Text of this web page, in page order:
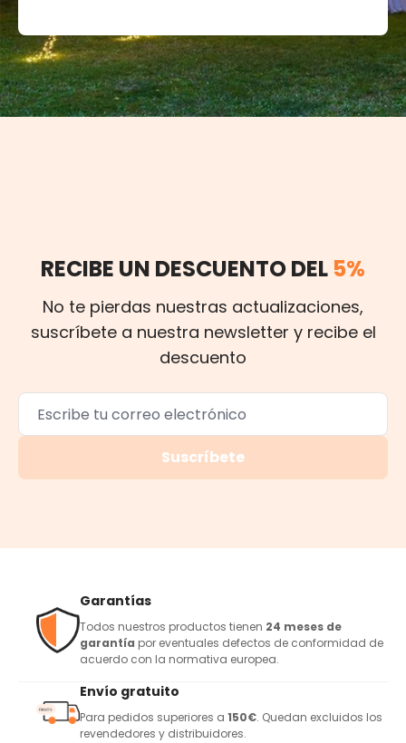
RECIBE UN DESCUENTO DEL 5%
No te pierdas nuestras actualizaciones,
suscríbete a nuestra newsletter y recibe el
descuento
Suscríbete
Garantías
Todos nuestros productos tienen 24 meses de
garantía por eventuales defectos de conformidad de
acuerdo con la normativa europea.
Envío gratuito
Para pedidos superiores a 150€. Quedan excluidos los
revendedores y distribuidores.